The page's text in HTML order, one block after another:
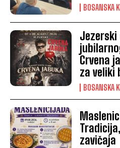
BOSANSKA
Jezerski
Crvena
za veliki
BOSANSKA
zavičaja